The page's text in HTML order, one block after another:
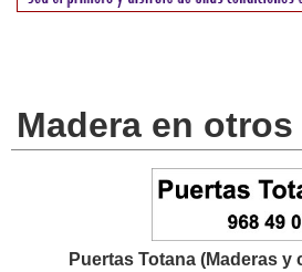
Madera en
Puertas Totana (Maderas y